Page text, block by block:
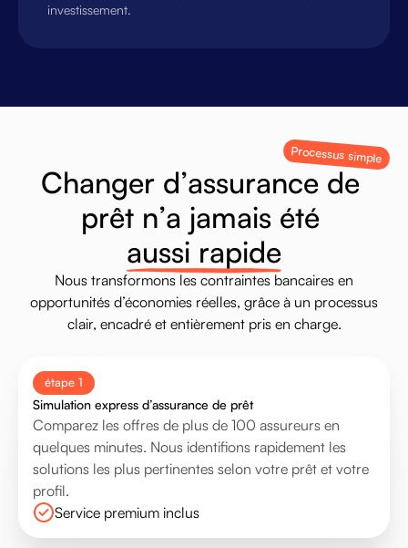
investissement.
Changer d’assurance de
prêt n’a jamais été
aussi rapide
Nous transformons les contraintes bancaires en
opportunités d’économies réelles, grâce à un processus
clair, encadré et entièrement pris en charge.
Processus simple
étape 1
Simulation express d’assurance de prêt
Comparez les offres de plus de 100 assureurs en
quelques minutes. Nous identifions rapidement les
solutions les plus pertinentes selon votre prêt et votre
profil.
Service premium inclus